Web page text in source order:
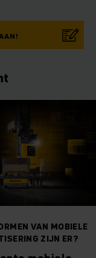
VAN MOBIELE
ZIJN ER?